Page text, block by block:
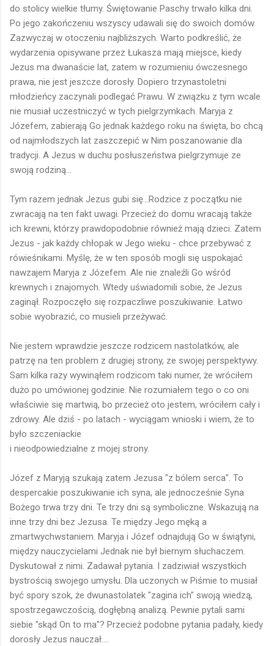
do stolicy wielkie tłumy. Świętowanie Paschy trwało kilka dni.
Po jego zakończeniu wszyscy udawali się do swoich domów.
Zazwyczaj w otoczeniu najbliższych. Warto podkreślić, że
wydarzenia opisywane przez Łukasza mają miejsce, kiedy
Jezus ma dwanaście lat, zatem w rozumieniu ówczesnego
prawa, nie jest jeszcze dorosły. Dopiero trzynastoletni
młodzieńcy zaczynali podlegać Prawu. W związku z tym wcale
nie musiał uczestniczyć w tych pielgrzymkach. Maryja z
Józefem, zabierają Go jednak każdego roku na święta, bo chcą
od najmłodszych lat zaszczepić w Nim poszanowanie dla
tradycji. A Jezus w duchu posłuszeństwa pielgrzymuje ze
swoją rodziną...
Tym razem jednak Jezus gubi się...Rodzice z początku nie
zwracają na ten fakt uwagi. Przecież do domu wracają także
ich krewni, którzy prawdopodobnie również mają dzieci. Zatem
Jezus - jak każdy chłopak w Jego wieku - chce przebywać z
rówieśnikami. Myślę, że w ten sposób mogli się uspokajać
nawzajem Maryja z Józefem. Ale nie znaleźli Go wśród
krewnych i znajomych. Wtedy uświadomili sobie, że Jezus
zaginął. Rozpoczęło się rozpaczliwe poszukiwanie. Łatwo
sobie wyobrazić, co musieli przeżywać.
Nie jestem wprawdzie jeszcze rodzicem nastolatków, ale
patrzę na ten problem z drugiej strony, ze swojej perspektywy.
Sam kilka razy wywinąłem rodzicom taki numer, że wróciłem
dużo po umówionej godzinie. Nie rozumiałem tego o co oni
właściwie się martwią, bo przecież oto jestem, wróciłem cały i
zdrowy. Ale dziś - po latach - wyciągam wnioski i wiem, że to
było szczeniackie
i nieodpowiedzialne z mojej strony.
Józef z Maryją szukają zatem Jezusa "z bólem serca". To
despercakie poszukiwanie ich syna, ale jednocześnie Syna
Bożego trwa trzy dni. Te trzy dni są symboliczne. Wskazują na
inne trzy dni bez Jezusa. Te między Jego męką a
zmartwychwstaniem. Maryja i Józef odnajdują Go w świątyni,
między nauczycielami Jednak nie był biernym słuchaczem.
Dyskutował z nimi. Zadawał pytania. I zadziwiał wszystkich
bystrością swojego umysłu. Dla uczonych w Piśmie to musiał
być spory szok, że dwunastolatek "zagina ich" swoją wiedzą,
spostrzegawczością, dogłębną analizą. Pewnie pytali sami
siebie "skąd On to ma"? Przecież podobne pytania padały, kiedy
dorosły Jezus nauczał....